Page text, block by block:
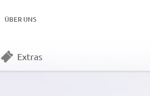
ÜBER UNS
Extras